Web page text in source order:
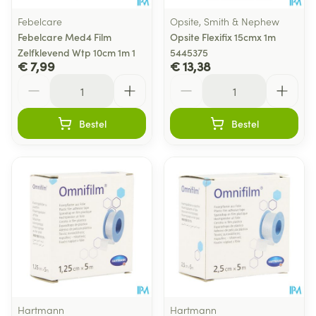
Febelcare
Febelcare Med4 Film
Zelfklevend Wtp 10cm 1m 1
€ 7,99
Bestel
Opsite, Smith & Nephew
Opsite Flexifix 15cmx 1m
5445375
€ 13,38
Bestel
Hartmann
Hartmann